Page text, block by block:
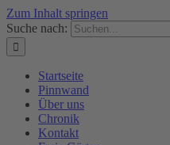
Zum Inhalt springen
Suche nach:
Startseite
Pinnwand
Über uns
Chronik
Kontakt